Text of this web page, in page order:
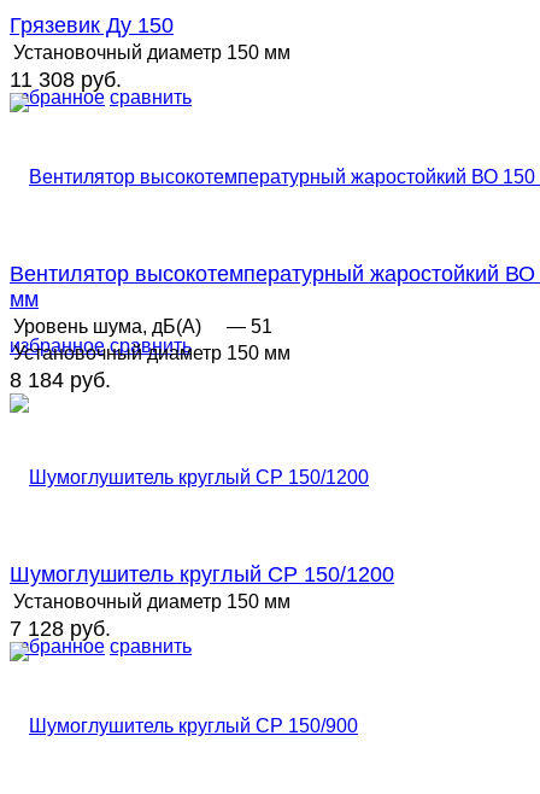
избранное сравнить
Грязевик Ду 150
Установочный диаметр 150 мм
11 308 руб.
избранное сравнить
Вентилятор высокотемпературный жаростойкий ВО
мм
Уровень шума, дБ(А)
— 51
Установочный диаметр 150 мм
8 184 руб.
избранное сравнить
Шумоглушитель круглый СР 150/1200
Установочный диаметр 150 мм
7 128 руб.